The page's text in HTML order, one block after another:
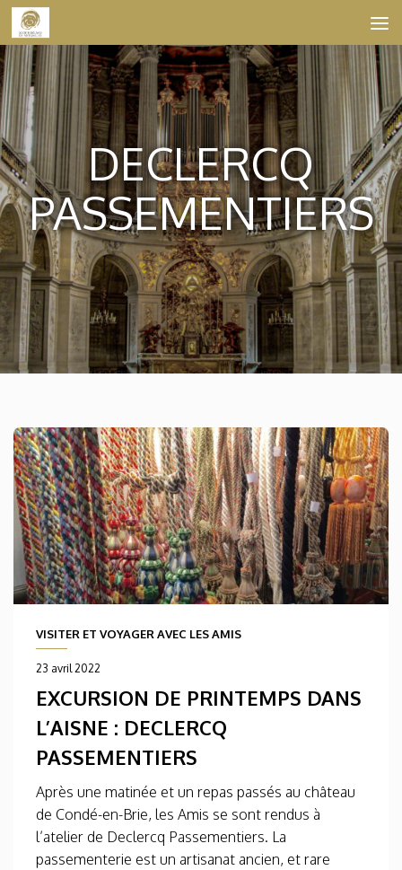
Skip to content
DECLERCQ
PASSEMENTIERS
VISITER ET VOYAGER AVEC LES AMIS
23 avril 2022
EXCURSION DE PRINTEMPS DANS
L’AISNE : DECLERCQ
PASSEMENTIERS
Après une matinée et un repas passés au château
de Condé-en-Brie, les Amis se sont rendus à
l’atelier de Declercq Passementiers. La
passementerie est un artisanat ancien, et rare